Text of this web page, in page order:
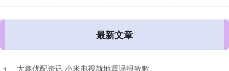
最新文章
大鑫优配资讯 小米电视就地震误报致歉